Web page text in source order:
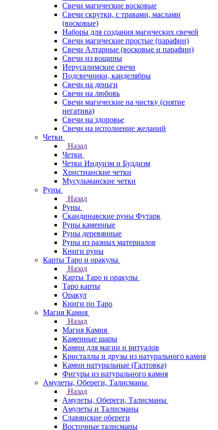
Свечи магические восковые
Свечи скрутки, с травами, маслами
(восковые)
Наборы для создания магических свечей
Свечи магические простые (парафин)
Свечи Алтарные (восковые и парафин)
Свечи из вощины
Иерусалимские свечи
Подсвечники, канделябры
Свечи на деньги
Свечи на любовь
Свечи магические на чистку (снятие
негатива)
Свечи на здоровье
Свечи на исполнение желаний
Четки
Назад
Четки
Четки Индуизм и Буддизм
Христианские четки
Мусульманские четки
Руны
Назад
Руны
Скандинавские руны Футарк
Руны каменные
Руны деревянные
Руны из разных материалов
Книги руны
Карты Таро и оракулы
Назад
Карты Таро и оракулы
Таро карты
Оракул
Книги по Таро
Магия Камня
Назад
Магия Камня
Каменные шары
Камни для магии и ритуалов
Кристаллы и друзы из натурального камня
Камни натуральные (Галтовка)
Фигуры из натурального камня
Амулеты, Обереги, Талисманы
Назад
Амулеты, Обереги, Талисманы
Амулеты и Талисманы
Славянские обереги
Восточные талисманы